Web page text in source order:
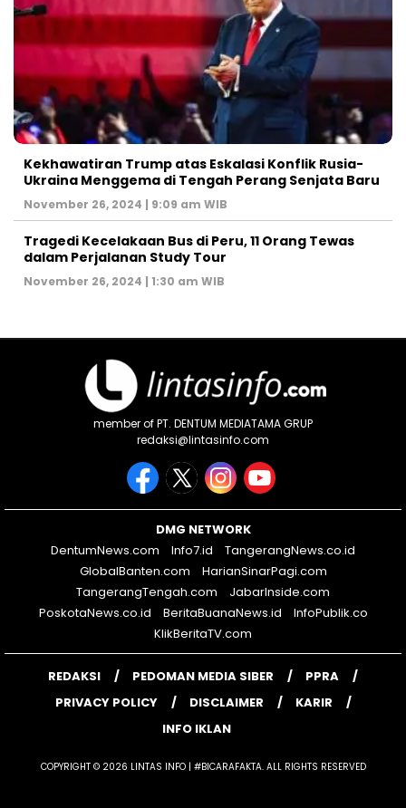
Kekhawatiran Trump atas Eskalasi Konflik Rusia-
Ukraina Menggema di Tengah Perang Senjata Baru
November 26, 2024 | 9:09 am WIB
Tragedi Kecelakaan Bus di Peru, 11 Orang Tewas
dalam Perjalanan Study Tour
November 26, 2024 | 1:30 am WIB
member of PT. DENTUM MEDIATAMA GRUP
redaksi@lintasinfo.com
DMG NETWORK
DentumNews.com
Info7.id
TangerangNews.co.id
GlobalBanten.com
HarianSinarPagi.com
TangerangTengah.com
JabarInside.com
PoskotaNews.co.id
BeritaBuanaNews.id
InfoPublik.co
KlikBeritaTV.com
REDAKSI PEDOMAN MEDIA SIBER
PPRA
PRIVACY POLICY
DISCLAIMER
KARIR
INFO IKLAN
COPYRIGHT © 2026 LINTAS INFO | #BICARAFAKTA. ALL RIGHTS RESERVED